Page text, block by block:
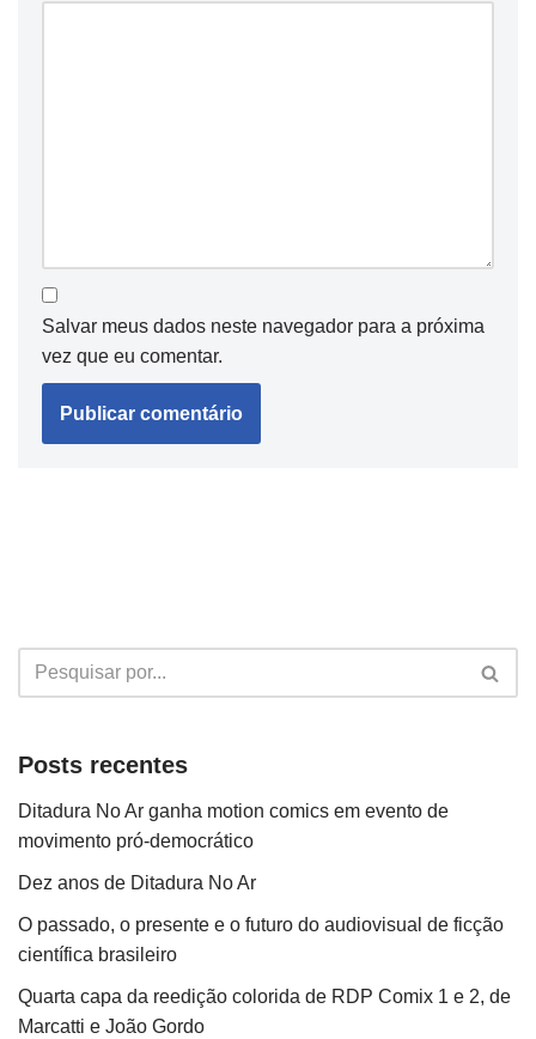
Salvar meus dados neste navegador para a próxima
vez que eu comentar.
Posts recentes
Ditadura No Ar ganha motion comics em evento de
movimento pró-democrático
Dez anos de Ditadura No Ar
O passado, o presente e o futuro do audiovisual de ficção
científica brasileiro
Quarta capa da reedição colorida de RDP Comix 1 e 2, de
Marcatti e João Gordo